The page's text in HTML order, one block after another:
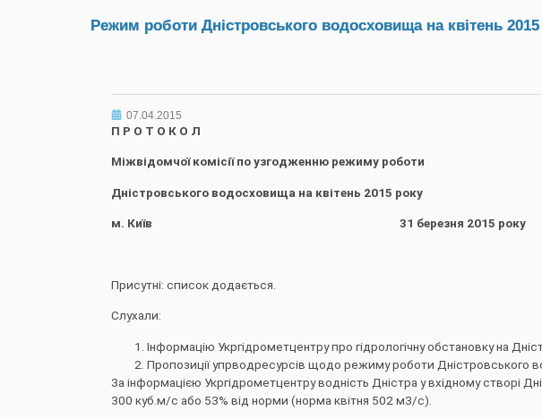
Режим роботи Дністровського водосховища на квітень
07.04.2015
П Р О Т О К О Л
Міжвідомчої комісії по узгодженню режиму роботи
Дністровського водосховища на квітень 2015 року
м. Київ 31 березня 2015 року
Присутні: список додається.
Слухали:
Інформацію Укргідрометцентру про гідрологічну обстановку на
Пропозиції упрводресурсів щодо режиму роботи Дністровського
За інформацією Укргідрометцентру водність Дністра у вхідному створі
300 куб.м/с або 53% від норми (норма квітня 502 м3/с).